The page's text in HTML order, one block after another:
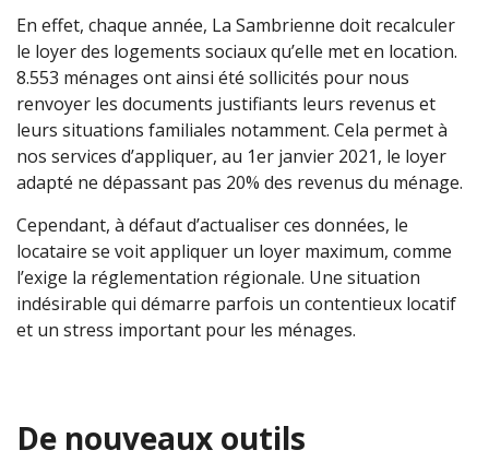
En effet, chaque année, La Sambrienne doit recalculer
le loyer des logements sociaux qu’elle met en location.
8.553 ménages ont ainsi été sollicités pour nous
renvoyer les documents justifiants leurs revenus et
leurs situations familiales notamment. Cela permet à
nos services d’appliquer, au 1er janvier 2021, le loyer
adapté ne dépassant pas 20% des revenus du ménage.
Cependant, à défaut d’actualiser ces données, le
locataire se voit appliquer un loyer maximum, comme
l’exige la réglementation régionale. Une situation
indésirable qui démarre parfois un contentieux locatif
et un stress important pour les ménages.
De nouveaux outils